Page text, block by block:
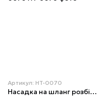
Артикул: HT-0070
Насадка на шланг розбірна INTERTOOL HT-0070